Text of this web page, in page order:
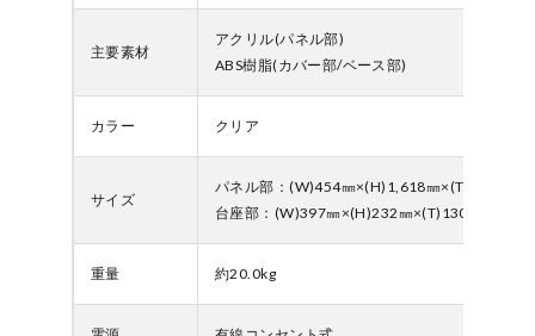
主要素材
アクリル(パネル部)
ABS樹脂(カバー部/ベース部)
カラー クリア
サイズ
パネル部：(W)454㎜×(H)1,618㎜×(T)24㎜
台座部：(W)397㎜×(H)232㎜×(T)130㎜
重量 約20.0kg